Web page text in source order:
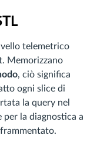
telemetrico
Memorizzano
, ciò significa
ogni slice di
la query nel
per la diagnostica a